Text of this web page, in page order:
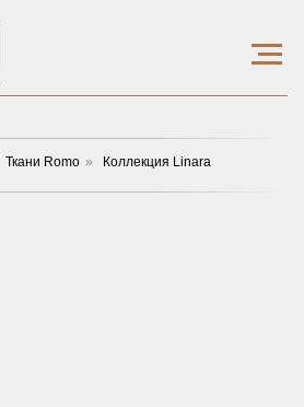
Ткани Romo » Коллекция Linara